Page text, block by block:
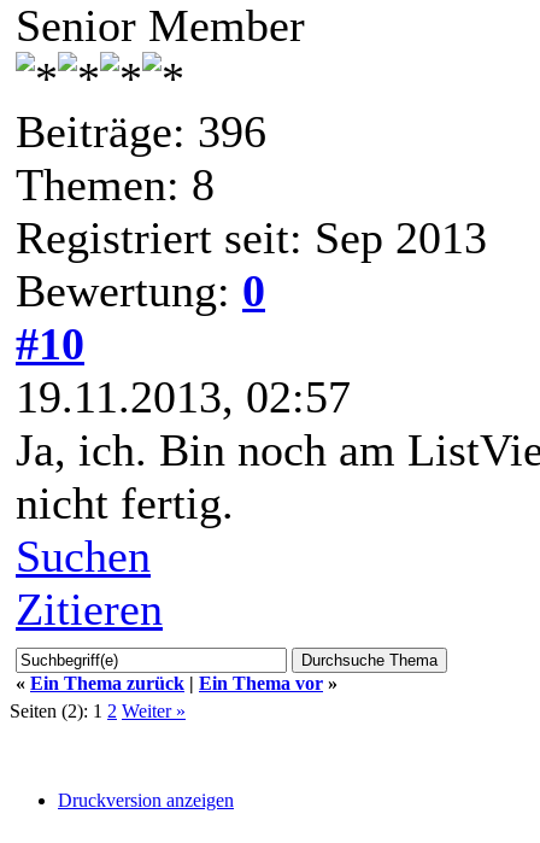
Senior Member
Beiträge: 396
Themen: 8
Registriert seit: Sep 2013
Bewertung: 0
#10
19.11.2013, 02:57
Ja, ich. Bin noch am
nicht fertig.
Suchen
Zitieren
« Ein Thema zurück | Ein Thema vor »
Seiten (2): 1 2 Weiter »
Druckversion anzeigen